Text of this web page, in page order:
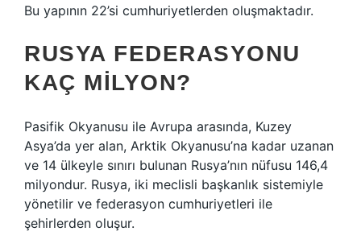
Bu yapının 22’si cumhuriyetlerden oluşmaktadır.
RUSYA FEDERASYONU
KAÇ MILYON?
Pasifik Okyanusu ile Avrupa arasında, Kuzey
Asya’da yer alan, Arktik Okyanusu’na kadar uzanan
ve 14 ülkeyle sınırı bulunan Rusya’nın nüfusu 146,4
milyondur. Rusya, iki meclisli başkanlık sistemiyle
yönetilir ve federasyon cumhuriyetleri ile
şehirlerden oluşur.